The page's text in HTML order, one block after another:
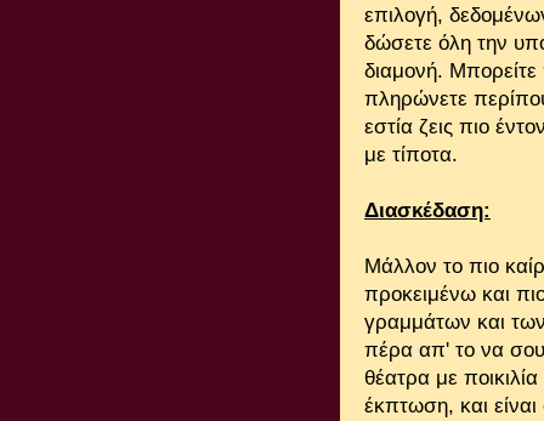
επιλογή,
δώσετε όλη την
διαμονή. Μπορείτε
πληρώνετε
εστία ζεις πιο
με τίποτα.
Διασκέδαση:
Μάλλον το πιο
προκειμένω και
γραμμάτων και
πέρα απ' το να σου
θέατρα με
έκπτωση, και